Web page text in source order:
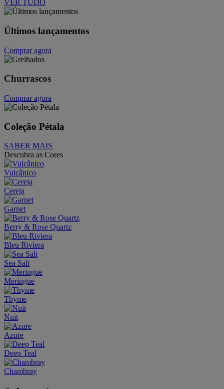
VER TUDO
Últimos lançamentos
Comprar agora
Churrascos
Comprar agora
Coleção Pétala
SABER MAIS
Descubra as Cores
Vulcânico
Cereja
Garnet
Berry & Rose Quartz
Bleu Riviera
Sea Salt
Meringue
Thyme
Nuit
Azure
Deep Teal
Chambray